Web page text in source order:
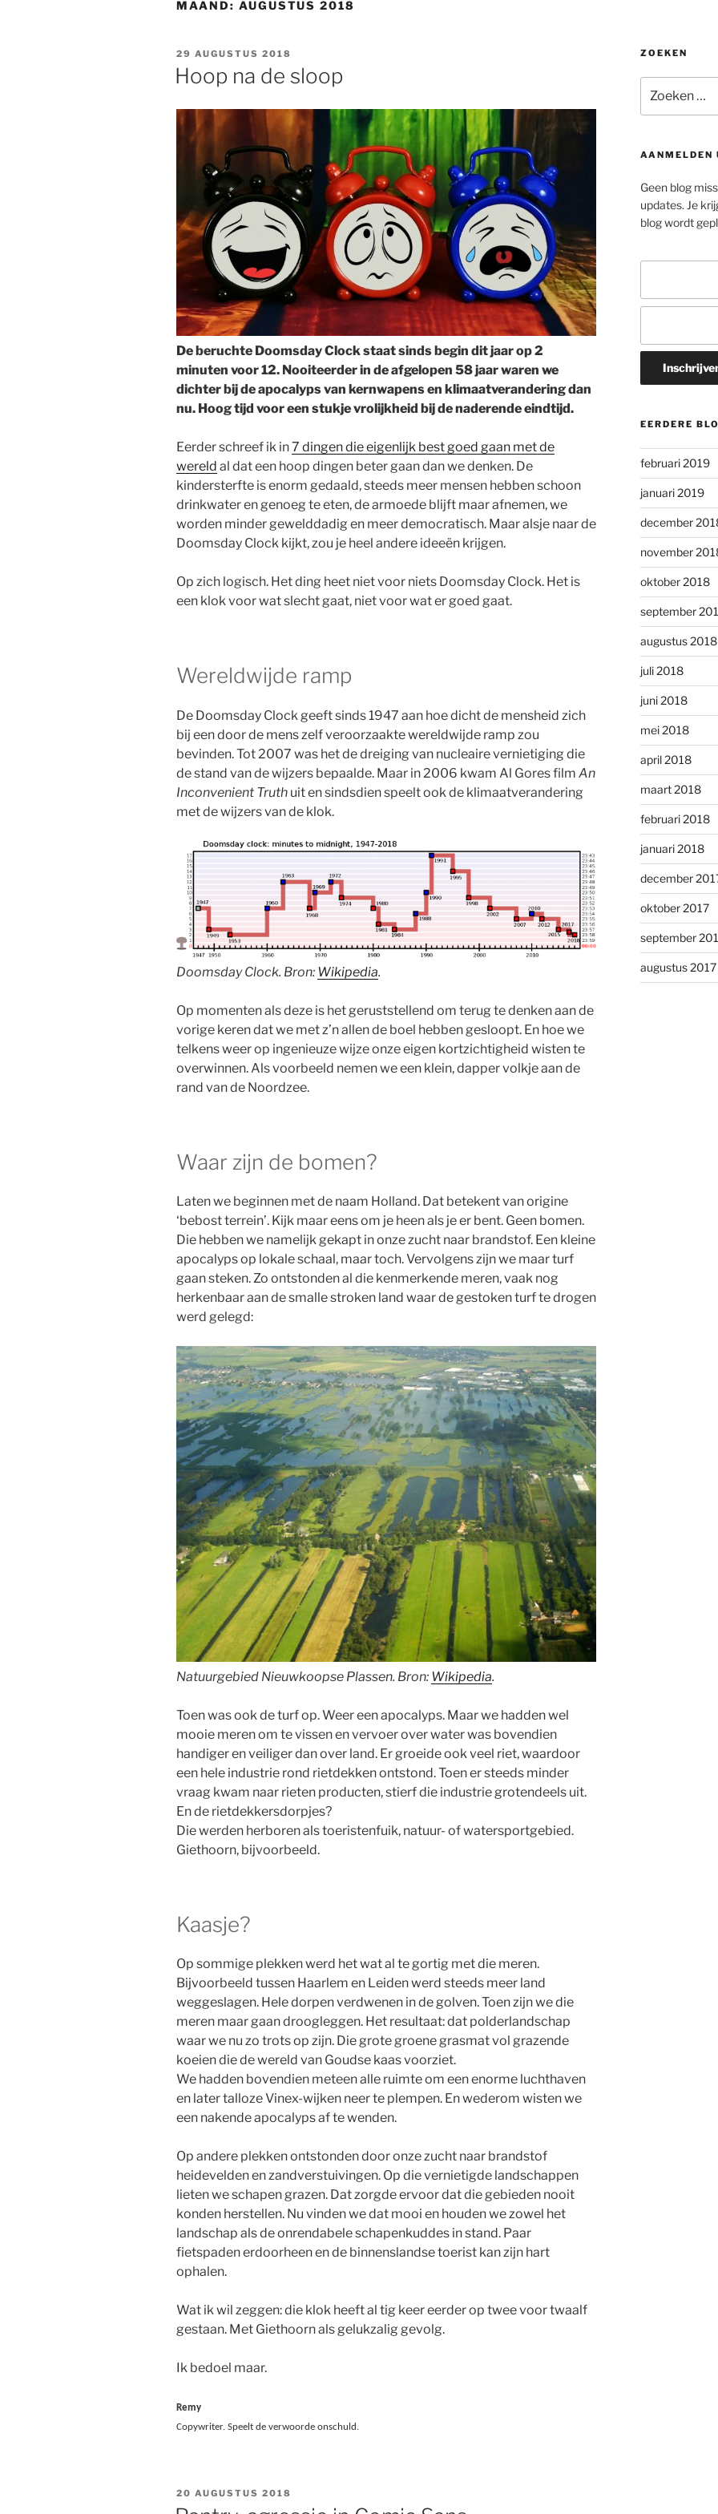
MAAND: AUGUSTUS 2018
GEPLAATST
OP
29 AUGUSTUS 2018
Hoop na de sloop
Deberuchte Doomsday Clock staat sinds begin dit jaar op 2
minuten voor 12. Nooiteerder in de afgelopen 58 jaar waren we
dichter bij de apocalyps van kernwapens en klimaatverandering dan
nu. Hoog tijd voor een stukje vrolijkheid bij de naderende eindtijd.
Eerder schreef ik in7 dingen die eigenlijk best goed gaan met de
wereld al dat een hoop dingen beter gaan dan we denken. De
kindersterfte is enorm gedaald, steeds meer mensen hebben schoon
drinkwater en genoeg te eten, de armoede blijft maar afnemen, we
worden minder gewelddadig en meer democratisch. Maar alsje naar de
Doomsday Clock kijkt, zou je heel andere ideeën krijgen.
Op zich logisch. Het ding heet niet voor niets Doomsday Clock. Het is
een klok voor wat slecht gaat, niet voor wat er goed gaat.
Wereldwijde ramp
De Doomsday Clock geeft sinds 1947 aan hoe dicht de mensheid zich
bij een door de mens zelf veroorzaakte wereldwijde ramp zou
bevinden. Tot 2007 was het de dreiging van nucleaire vernietiging die
de stand van de wijzers bepaalde. Maar in 2006 kwam Al Gores film An
Inconvenient Truth uit en sindsdien speelt ook de klimaatverandering
met de wijzers van de klok.
Doomsday Clock. Bron: Wikipedia.
Op momenten als deze is het geruststellend om terug te denken aan de
vorige keren dat we met z’n allen de boel hebben gesloopt. En hoe we
telkens weer op ingenieuze wijze onze eigen kortzichtigheid wisten te
overwinnen. Als voorbeeld nemen we een klein, dapper volkje aan de
rand van de Noordzee.
Waar zijn de bomen?
Laten we beginnen met de naam Holland. Dat betekent van origine
‘bebost terrein’. Kijk maar eens om je heen als je er bent. Geen bomen.
Die hebben we namelijk gekapt in onze zucht naar brandstof. Een kleine
apocalyps op lokale schaal, maar toch. Vervolgens zijn we maar turf
gaan steken. Zo ontstonden al die kenmerkende meren, vaak nog
herkenbaar aan de smalle stroken land waar de gestoken turf te drogen
werd gelegd:
Natuurgebied Nieuwkoopse Plassen. Bron: Wikipedia.
Toen was ook de turf op. Weer een apocalyps. Maar we hadden wel
mooie meren om te vissen en vervoer over water was bovendien
handiger en veiliger dan over land. Er groeide ook veel riet, waardoor
een hele industrie rond rietdekken ontstond. Toen er steeds minder
vraag kwam naar rieten producten, stierf die industrie grotendeels uit.
En de rietdekkersdorpjes?
Die werden herboren als toeristenfuik, natuur- of watersportgebied.
Giethoorn, bijvoorbeeld.
Kaasje?
Op sommige plekken werd het wat al te gortig met die meren.
Bijvoorbeeld tussen Haarlem en Leiden werd steeds meer land
weggeslagen. Hele dorpen verdwenen in de golven. Toen zijn we die
meren maar gaan droogleggen. Het resultaat: dat polderlandschap
waar we nu zo trots op zijn. Die grote groene grasmat vol grazende
koeien die de wereld van Goudse kaas voorziet.
We hadden bovendien meteen alle ruimte om een enorme luchthaven
en later talloze Vinex-wijken neer te plempen. En wederom wisten we
een nakende apocalyps af te wenden.
Op andere plekken ontstonden door onze zucht naar brandstof
heidevelden en zandverstuivingen. Op die vernietigde landschappen
lieten we schapen grazen. Dat zorgde ervoor dat die gebieden nooit
konden herstellen. Nu vinden we dat mooi en houden we zowel het
landschap als de onrendabele schapenkuddes in stand. Paar
fietspaden erdoorheen en de binnenslandse toerist kan zijn hart
ophalen.
Wat ik wil zeggen: die klok heeft al tig keer eerder op twee voor twaalf
gestaan. Met Giethoorn als gelukzalig gevolg.
Ik bedoel maar.
Remy
Copywriter. Speelt de verwoorde onschuld.
GEPLAATST
OP
20 AUGUSTUS 2018
ZOEKEN
naar:
AANMELDEN
Geen blog
updates. Je
blog wordt
EERDERE
februari 2019
januari 2019
december
november
oktober 2018
september
augustus 2018
juli 2018
juni 2018
mei 2018
april 2018
maart 2018
februari 2018
januari 2018
december
oktober 2017
september
augustus 2017